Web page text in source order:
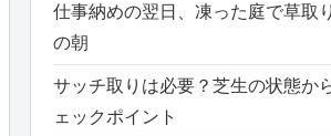
仕事納めの翌日、凍った庭で草取
の朝
サッチ取りは必要？芝生の状態か
ェックポイント